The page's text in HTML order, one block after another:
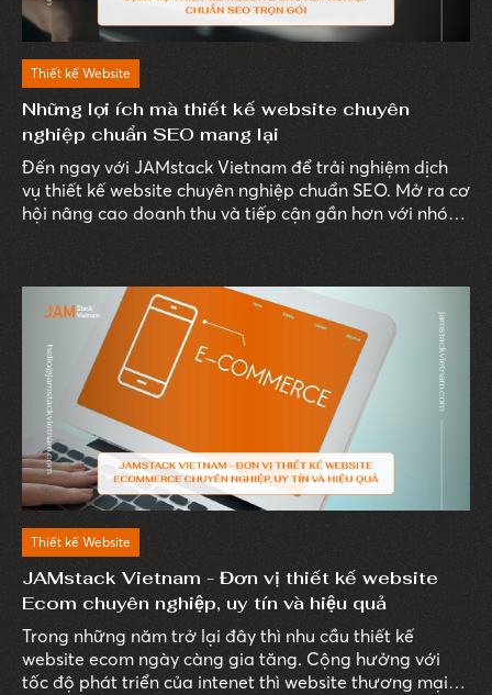
Thiết kế Website
Những lợi ích mà thiết kế website chuyên
nghiệp chuẩn SEO mang lại
Đến ngay với JAMstack Vietnam để trải nghiệm dịch
vụ thiết kế website chuyên nghiệp chuẩn SEO. Mở ra cơ
hội nâng cao doanh thu và tiếp cận gần hơn với nhóm
Thiết kế Website
JAMstack Vietnam - Đơn vị thiết kế website
Ecom chuyên nghiệp, uy tín và hiệu quả
Trong những năm trở lại đây thì nhu cầu thiết kế
website ecom ngày càng gia tăng. Cộng hưởng với
tốc độ phát triển của intenet thì website thương mại